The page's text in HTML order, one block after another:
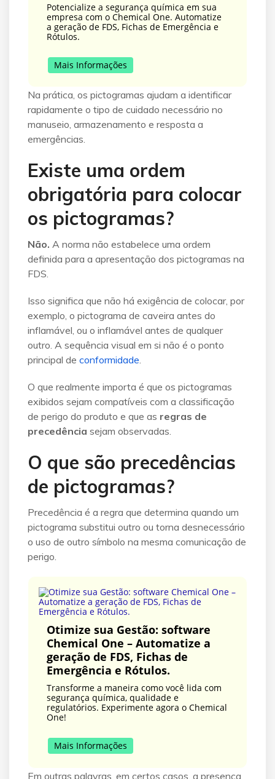
Potencialize a segurança química em sua
empresa com o Chemical One. Automatize
a geração de FDS, Fichas de Emergência e
Rótulos.
Mais Informações
Na prática, os pictogramas ajudam a identificar
rapidamente o tipo de cuidado necessário no
manuseio, armazenamento e resposta a
emergências.
Existe uma ordem
obrigatória para colocar
os pictogramas?
Não. A norma não estabelece uma ordem
definida para a apresentação dos pictogramas na
FDS.
Isso significa que não há exigência de colocar, por
exemplo, o pictograma de caveira antes do
inflamável, ou o inflamável antes de qualquer
outro. A sequência visual em si não é o ponto
principal de conformidade.
O que realmente importa é que os pictogramas
exibidos sejam compatíveis com a classificação
de perigo do produto e que as regras de
precedência sejam observadas.
O que são precedências
de pictogramas?
Precedência é a regra que determina quando um
pictograma substitui outro ou torna desnecessário
o uso de outro símbolo na mesma comunicação de
perigo.
Otimize sua Gestão: software
Chemical One – Automatize a
geração de FDS, Fichas de
Emergência e Rótulos.
Transforme a maneira como você lida com
segurança química, qualidade e
regulatórios. Experimente agora o Chemical
One!
Mais Informações
Em outras palavras, em certos casos, a presença